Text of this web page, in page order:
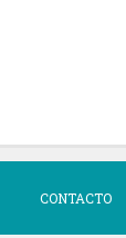
CONTACTO